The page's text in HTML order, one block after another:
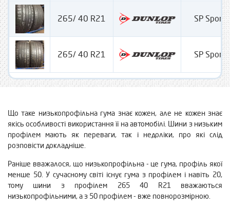
265/ 40 R21 SP Sport
265/ 40 R21 SP Sport
Що таке низькопрофільна гума знає кожен, але не кожен знає
якісь особливості використання її на автомобілі. Шини з низьким
профілем мають як переваги, так і недоліки, про які слід
розповісти докладніше.
Раніше вважалося, що низькопрофільна - це гума, профіль якої
менше 50. У сучасному світі існує гума з профілем і навіть 20,
тому шини з профілем 265 40 R21 вважаються
низькопрофільними, а з 50 профілем - вже повнорозмірною.